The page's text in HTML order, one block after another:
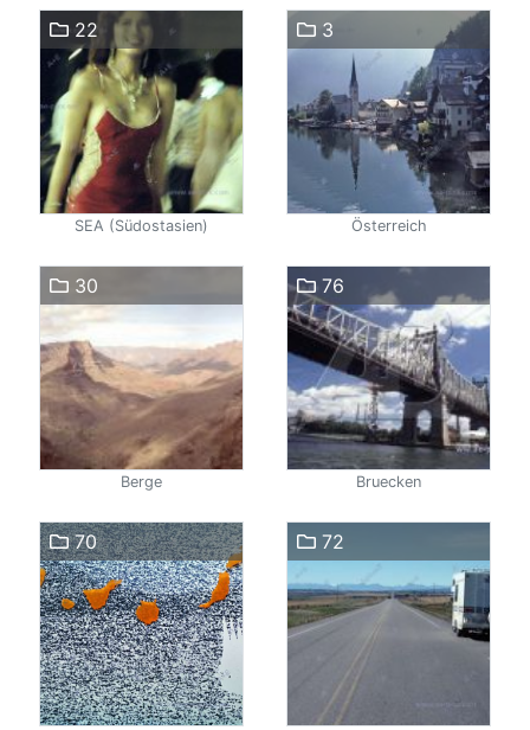
22
SEA (Südostasien)
3
Österreich
30
Berge
76
Bruecken
70 72